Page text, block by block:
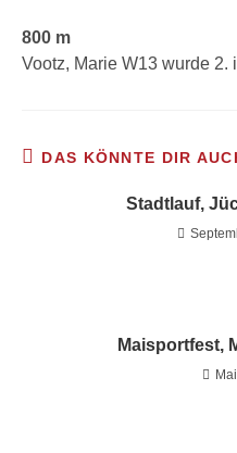
800 m
Vootz, Marie W13 wurde 2.
DAS KÖNNTE DIR
Stadtlauf,
Maisportfest,